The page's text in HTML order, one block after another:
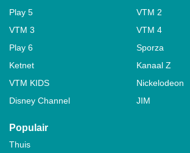
Play 5
VTM 2
VTM 3
VTM 4
Play 6
Sporza
Ketnet
Kanaal Z
VTM KIDS
Nickelodeon
Disney Channel
JIM
Populair
Thuis